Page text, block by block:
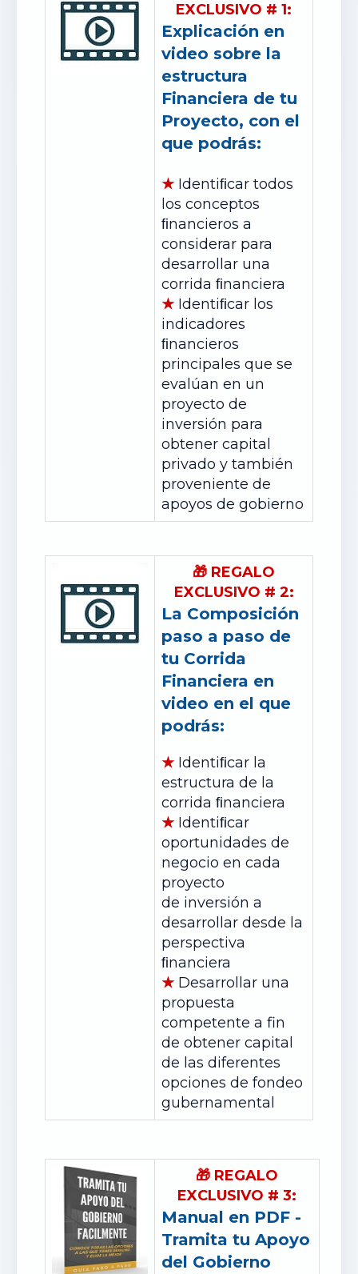
EXCLUSIVO # 1:
Explicación en
video sobre la
estructura
Financiera de tu
Proyecto, con el
que podrás:
★ Identiﬁcar todos
los conceptos
ﬁnancieros a
considerar para
desarrollar una
corrida ﬁnanciera
★ Identiﬁcar los
indicadores
ﬁnancieros
principales que se
evalúan en un
proyecto de
inversión para
obtener capital
privado y también
proveniente de
apoyos de gobierno
🎁 REGALO
EXCLUSIVO # 2:
La Composición
paso a paso de
tu Corrida
Financiera en
video en el que
podrás:
★ Identiﬁcar la
estructura de la
corrida ﬁnanciera
★ Identiﬁcar
oportunidades de
negocio en cada
proyecto
de inversión a
desarrollar desde la
perspectiva
ﬁnanciera
★ Desarrollar una
propuesta
competente a fin
de obtener capital
de las diferentes
opciones de fondeo
gubernamental
🎁 REGALO
EXCLUSIVO # 3:
Manual en PDF -
Tramita tu Apoyo
del Gobierno